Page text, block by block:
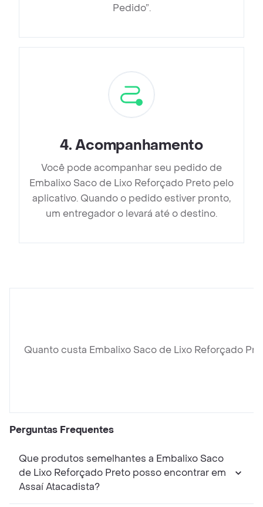
Pedido”.
4.Acompanhamento
Você pode acompanhar seu pedido de
Embalixo Saco de Lixo Reforçado Preto pelo
aplicativo. Quando o pedido estiver pronto,
um entregador o levará até o destino.
Quanto custa Embalixo Saco de Lixo Reforçado
Perguntas Frequentes
Que produtos semelhantes a Embalixo Saco
de Lixo Reforçado Preto posso encontrar em
Assaí Atacadista?